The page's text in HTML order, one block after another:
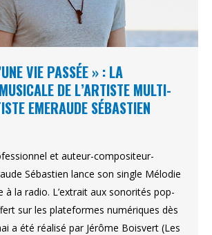
VIE PASSÉE » : LA
DE L’ARTISTE MULTI-
EMERAUDE SÉBASTIEN
et auteur-compositeur-
Sébastien lance son single Mélodie
à la radio. L’extrait aux sonorités pop-
sur les plateformes numériques dès
a été réalisé par Jérôme Boisvert (Les